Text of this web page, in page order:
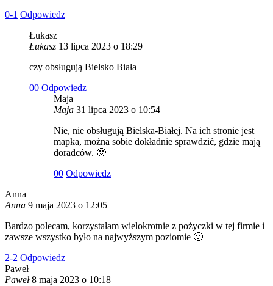
0-1 Odpowiedz
Łukasz
Łukasz 13 lipca 2023 o 18:29
czy obsługują Bielsko Biała
00 Odpowiedz
Maja
Maja 31 lipca 2023 o 10:54
Nie, nie obsługują Bielska-Białej. Na ich stronie jest
mapka, można sobie dokładnie sprawdzić, gdzie mają
doradców. 🙂
00 Odpowiedz
Anna
Anna 9 maja 2023 o 12:05
Bardzo polecam, korzystałam wielokrotnie z pożyczki w tej firmie i
zawsze wszystko było na najwyższym poziomie 🙂
2-2 Odpowiedz
Paweł
Paweł 8 maja 2023 o 10:18